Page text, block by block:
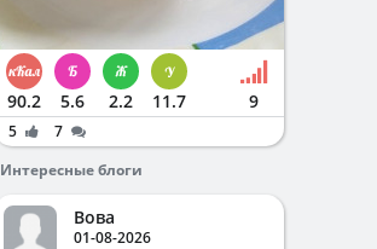
90.2 5.6 2.2 11.7 9
5
7
Интересные блоги
Вова
01-08-2026